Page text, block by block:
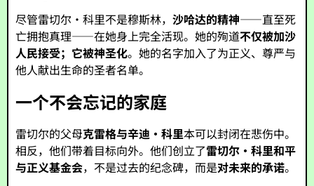
尽管雷切尔·科里不是穆斯林，沙哈达的精神——直至死
亡拥抱真理——在她身上完全活现。她的殉道不仅被加沙
人民接受；它被神圣化。她的名字加入了为正义、尊严与
他人献出生命的圣者名单。
一个不会忘记的家庭
雷切尔的父母克雷格与辛迪·科里本可以封闭在悲伤中。
相反，他们带着目标向外。他们创立了雷切尔·科里和平
与正义基金会，不是过去的纪念碑，而是对未来的承诺。